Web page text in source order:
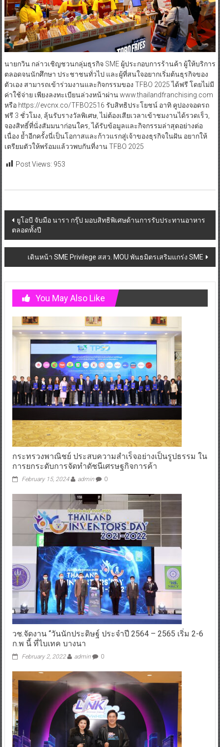
นายกวิน กล่าวเชิญชวนกลุ่มธุรกิจ SME ผู้ประกอบการร้านค้า ผู้ให้บริการ
ตลอดจนนักศึกษา ประชาชนทั่วไป และผู้ที่สนใจอยากเริ่มต้นธุรกิจของ
ตัวเอง สามารถเข้าร่วมงานและกิจกรรมของ TFBO 2025 ได้ฟรี โดยไม่มี
ค่าใช้จ่าย เพียงลงทะเบียนล่วงหน้าผ่าน www.thailandfranchising.com
หรือ https://evcnx.co/TFBO2516 รับสิทธิประโยชน์ อาทิ คูปองจอดรถ
ฟรี 3 ชั่วโมง, ลุ้นรับรางวัลพิเศษ, ไม่ต้องเสียเวลาเข้าชมงานได้รวดเร็ว,
จองสิทธิ์ที่นั่งสัมมนาก่อนใคร, ได้รับข้อมูลและกิจกรรมล่าสุดอย่างต่อ
เนื่อง ย้ำอีกครั้งนี่เป็นโอกาสและก้าวแรกสู่เจ้าของธุรกิจในฝัน อยากให้
เตรียมตัวให้พร้อมแล้ววพบกันที่งาน TFBO 2025
Post Views: 953
Post
navigation
ยูโอบี จับมือ นารา กรุ๊ป มอบสิทธิพิเศษด้านการรับประทานอาหาร
ตลอดทั้งปี
เดินหน้า SME Privilege สสว. MOU พันธมิตรเสริมแกร่ง SME
You May Also Like
กระทรวงพาณิชย์ ประสบความสำเร็จอย่างเป็นรูปธรรม ใน
การยกระดับการจัดทำดัชนีเศรษฐกิจการค้า
February 15, 2024 admin 0
วช.จัดงาน “วันนักประดิษฐ์ ประจำปี 2564 – 2565 เริ่ม 2-6
ก.พ นี้ ที่ไบเทค บางนา
February 2, 2022 admin 0